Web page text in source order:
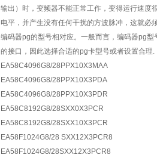
输出）时，变频器不能正常工作，变得运行速度
电平，并产生没有任何干扰的方波脉冲，这就
编码器pg的型号相对应。一般而言，编码器pg
的接口，因此选择合适的pg卡型号或者设置合理.
EA58C4096G8/28PPX10X3MAA
EA58C4096G8/28PPX10X3PDA
EA58C4096G8/28PPX10X3PDR
EA58C8192G8/28SXX0X3PCR
EA58C8192G8/28SXX10X3PCR
EA58F1024G8/28 SXX12X3PCR8
EA58F1024G8/28SXX12X3PCR8